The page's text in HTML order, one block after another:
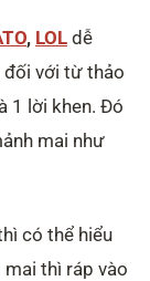
, LOL dễ
đối với từ thảo
1 lời khen. Đó
mai như
có thể hiểu
mai thì ráp vào